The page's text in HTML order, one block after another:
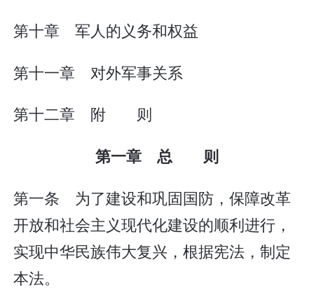
第十章 军人的义务和权益
第十一章 对外军事关系
第十二章 附 则
第一章 总 则
第一条 为了建设和巩固国防，保障改革
开放和社会主义现代化建设的顺利进行，
实现中华民族伟大复兴，根据宪法，制定
本法。